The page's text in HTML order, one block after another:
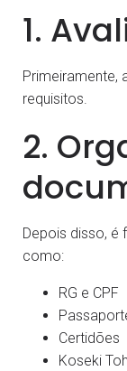
1.
Primeiramente,
requisitos.
2.
Depois disso,
como:
RG e CPF
Certidões
Koseki